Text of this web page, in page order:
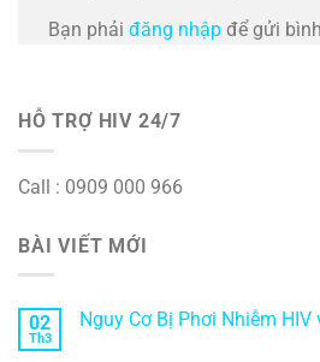
Bạn phải đăng nhập để gửi
HỖ TRỢ HIV 24/7
Call : 0909 000 966
BÀI VIẾT MỚI
02
Th3
Nguy Cơ Bị Phơi Nhiễm HIV